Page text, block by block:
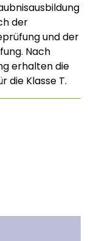
der
und der
Nach
erhalten die
die Klasse T.